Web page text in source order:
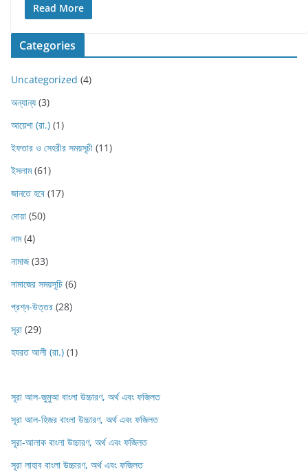
Read More
Categories
Uncategorized (4)
অন্যান্য (3)
আয়েশা (রা.) (1)
ইফতার ও সেহরীর সময়সূচী (11)
ইসলাম(61)
জানতে হবে (17)
দোয়া (50)
নাম(4)
নামাজ(33)
নামাজের সময়সূচি (6)
প্রশ্ন-উত্তর (28)
সূরা (29)
হযরত আলী (রা.) (1)
সূরা আল-জুমুআ বাংলা উচ্চারণ, অর্থ এবং ফজিলত
সূরা আল-হিজর বাংলা উচ্চারণ, অর্থ এবং ফজিলত
সূরা-আলাক বাংলা উচ্চারণ, অর্থ এবং ফজিলত
সূরা লাহাব‌‌‌ বাংলা উচ্চারণ, অর্থ এবং ফজিলত